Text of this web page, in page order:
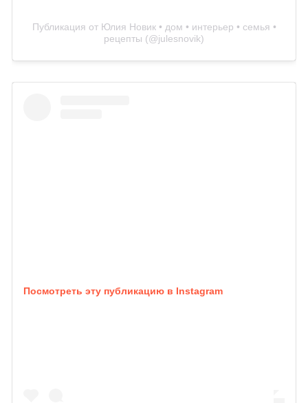
Публикация от Юлия Новик • дом • интерьер • семья •
рецепты (@julesnovik)
Посмотреть эту публикацию в Instagram